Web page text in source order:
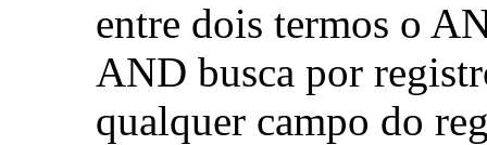
entre dois termos o
AND busca por
qualquer campo do